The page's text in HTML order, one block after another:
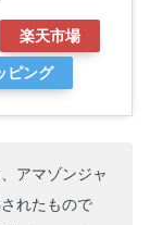
楽天市場
ピング
アマゾンジャ
れたもので